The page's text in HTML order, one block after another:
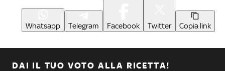
Whatsapp Telegram Facebook Twitter Copia link
DAI IL TUO VOTO ALLA RICETTA!